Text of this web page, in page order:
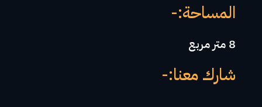
المساحة:-
8 متر مربع
شارك معنا:-